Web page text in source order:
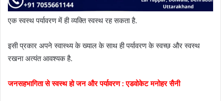
एक स्वस्थ पर्यावरण में ही व्यक्ति स्वस्थ रह सकता है.
इसी प्रकार अपने स्वास्थ्य के ख्याल के साथ ही पर्यावरण के स्वच्छ और स्वस्थ
रखना अत्यंत आवश्यक है.
जनसहभागिता से स्वस्थ हो जन और पर्यावरण : एडवोकेट मनोहर सैनी